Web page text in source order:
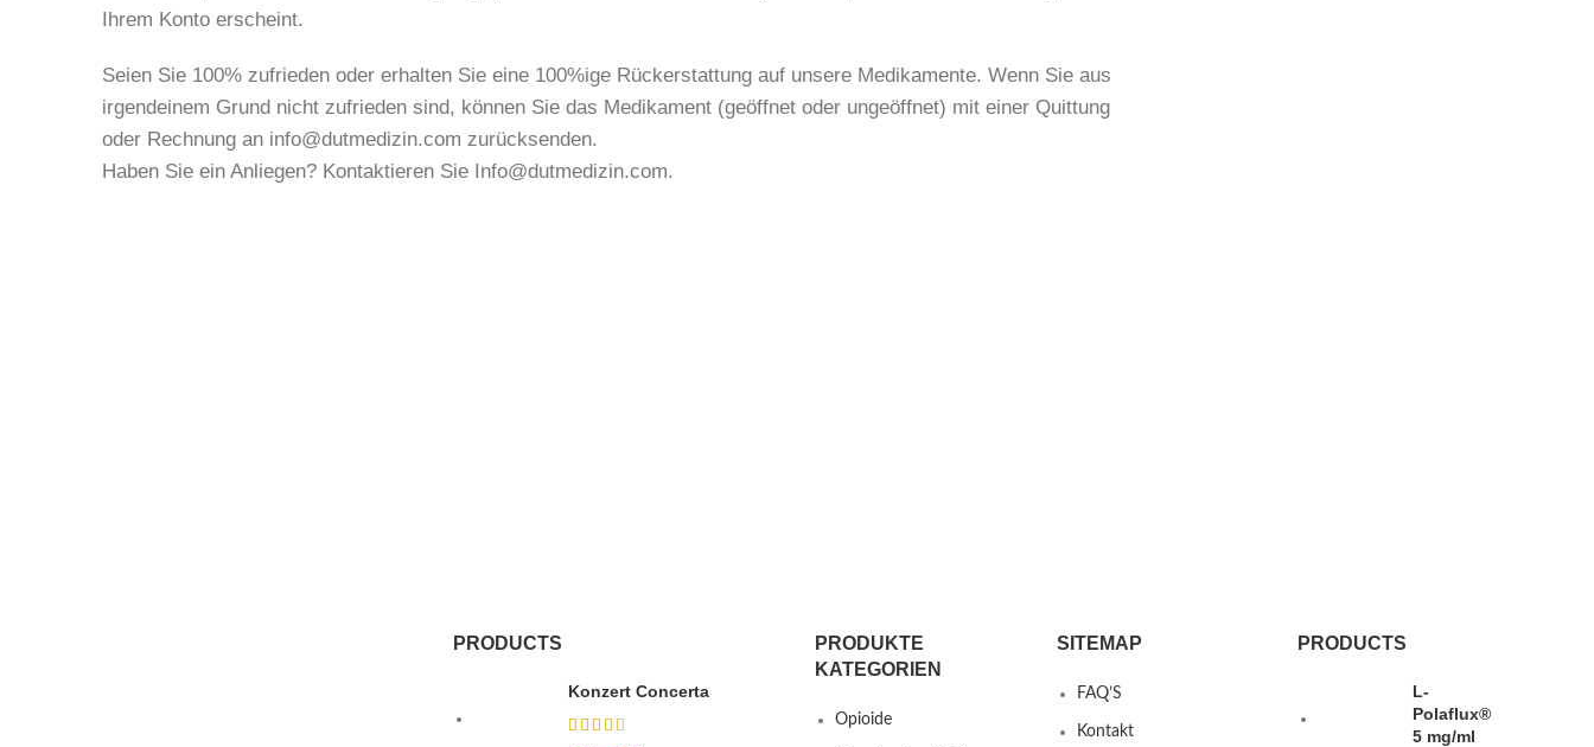
Ihrem Konto erscheint.
Seien Sie 100% zufrieden oder erhalten Sie eine 100%ige Rückerstattung auf unsere Medikamente. Wenn Sie aus
irgendeinem Grund nicht zufrieden sind, können Sie das Medikament (geöffnet oder ungeöffnet) mit einer Quittung
oder Rechnung an info@dutmedizin.com zurücksenden.
Haben Sie ein Anliegen? Kontaktieren Sie Info@dutmedizin.com.
PRODUCTS
Konzert Concerta
PRODUKTE
KATEGORIEN
Opioide
SITEMAP
FAQ’S
Kontakt
PRODUCTS
L-
Polaflux®
5 mg/ml